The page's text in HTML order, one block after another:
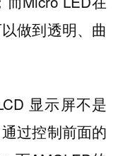
做到透明、曲
显示屏不是
过控制前面的